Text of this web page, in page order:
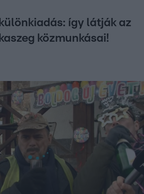
így látják az
közmunkásai!